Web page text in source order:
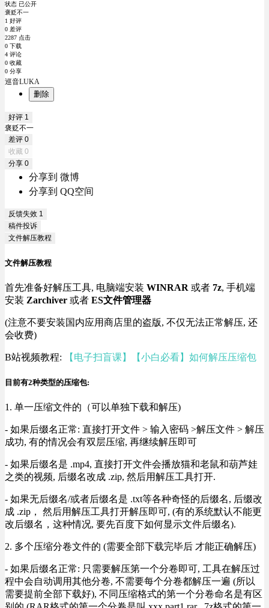
状态 已公开
褒贬不一
1 好评
0 差评
2287 点击
0 下载
4 评论
0 收藏
0 分享
巡音LUKA
删除
好评 1
褒贬不一
差评 0
收藏 0
分享 0
分享到 微博
分享到 QQ空间
反馈失效 1
稿件投诉
文件解压教程
文件解压教程
首先准备好解压工具, 电脑端安装 WINRAR 或者 7z, 手机端
安装 Zarchiver 或者 ES文件管理器
(注意不要安装国内应用商店里的盗版, 不仅无法正常解压, 还
会收费)
B站视频教程: 【电子扫盲课】【小白必看】如何解压压缩包
目前有2种类型的压缩包:
1. 单一压缩文件的（可以单独下载和解压)
- 如果后缀名正常: 直接打开文件 > 输入密码 >解压文件 > 解压
成功, 有的情况会有双层压缩, 再继续解压即可
- 如果后缀名是 .mp4, 直接打开文件会播放猫和老鼠和葫芦娃
之类的视频, 后缀名改成 .zip, 然后用解压工具打开.
- 如果无后缀名/或者后缀名是 .txt等各种奇怪的后缀名, 后缀改
成 .zip， 然后用解压工具打开解压即可, (有的系统默认不能更
改后缀名，这种情况, 要先百度下如何显示文件后缀名).
2. 多个压缩分卷文件的 (需要全部下载完毕后 才能正确解压)
- 如果后缀名正常: 只需要解压第一个分卷即可, 工具在解压过
程中会自动调用其他分卷, 不需要每个分卷都解压一遍 (所以
需要提前全部下载好), 不同压缩格式的第一个分卷命名是有区